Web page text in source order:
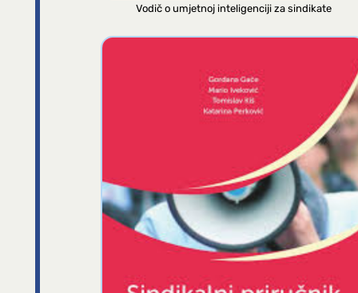
Vodič o umjetnoj inteligenciji za sindikate